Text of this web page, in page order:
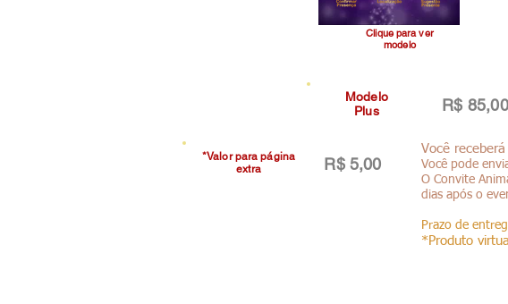
Clique para ver
modelo
Modelo
Plus
R$ 85,00
*Valor para página
extra
R$ 5,00
Você
Você pode
O Convite
dias após o
Prazo de
*Produto